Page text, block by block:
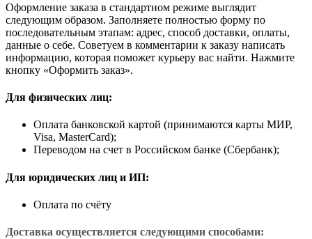
Оформление заказа в стандартном режиме выглядит
следующим образом. Заполняете полностью форму по
последовательным этапам: адрес, способ доставки, оплаты,
данные о себе. Советуем в комментарии к заказу написать
информацию, которая поможет курьеру вас найти. Нажмите
кнопку «Оформить заказ».
Для физических лиц:
Оплата банковской картой (принимаются карты МИР,
Visa, MasterCard);
Переводом на счет в Российском банке (Сбербанк);
Для юридических лиц и ИП:
Оплата по счёту
Доставка осуществляется следующими способами: